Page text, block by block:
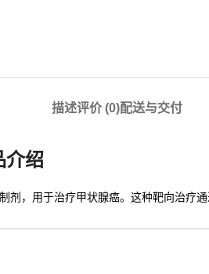
描述评价 (0)配送与交付
介绍
剂，用于治疗甲状腺癌。这种靶向治疗